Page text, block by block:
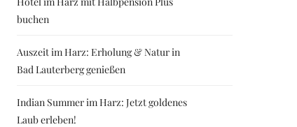
buchen
Auszeit im Harz: Erholung & Natur in
Bad Lauterberg genießen
Indian Summer im Harz: Jetzt goldenes
Laub erleben!